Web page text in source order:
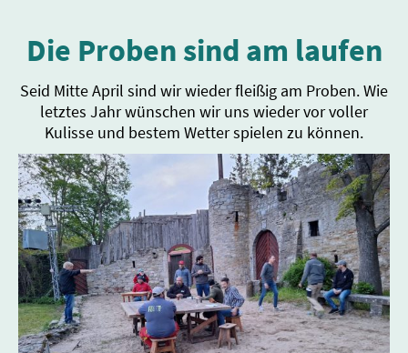
Die Proben sind am laufen
Seid Mitte April sind wir wieder fleißig am Proben. Wie
letztes Jahr wünschen wir uns wieder vor voller
Kulisse und bestem Wetter spielen zu können.